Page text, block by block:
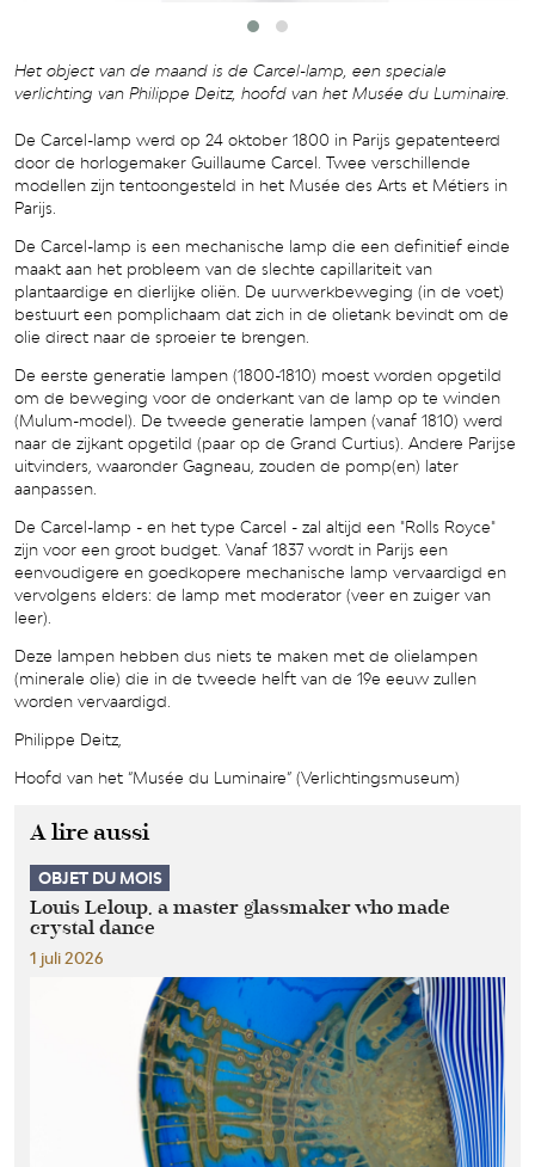
Het object van de maand is de Carcel-lamp, een speciale
verlichting van Philippe Deitz, hoofd van het Musée du Luminaire.
De Carcel-lamp werd op 24 oktober 1800 in Parijs gepatenteerd
door de horlogemaker Guillaume Carcel. Twee verschillende
modellen zijn tentoongesteld in het Musée des Arts et Métiers in
Parijs.
De Carcel-lamp is een mechanische lamp die een definitief einde
maakt aan het probleem van de slechte capillariteit van
plantaardige en dierlijke oliën. De uurwerkbeweging (in de voet)
bestuurt een pomplichaam dat zich in de olietank bevindt om de
olie direct naar de sproeier te brengen.
De eerste generatie lampen (1800-1810) moest worden opgetild
om de beweging voor de onderkant van de lamp op te winden
(Mulum-model). De tweede generatie lampen (vanaf 1810) werd
naar de zijkant opgetild (paar op de Grand Curtius). Andere Parijse
uitvinders, waaronder Gagneau, zouden de pomp(en) later
aanpassen.
De Carcel-lamp - en het type Carcel - zal altijd een "Rolls Royce"
zijn voor een groot budget. Vanaf 1837 wordt in Parijs een
eenvoudigere en goedkopere mechanische lamp vervaardigd en
vervolgens elders: de lamp met moderator (veer en zuiger van
leer).
Deze lampen hebben dus niets te maken met de olielampen
(minerale olie) die in de tweede helft van de 19e eeuw zullen
worden vervaardigd.
Philippe Deitz,
Hoofd van het “Musée du Luminaire” (Verlichtingsmuseum)
A lire aussi
OBJET DU MOIS
Louis Leloup, a master glassmaker who made
crystal dance
1 juli 2026